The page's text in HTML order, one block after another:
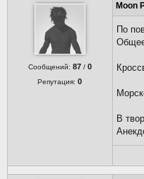
Сообщений: 87 / 0
Репутация:0
Moon
По
Общее
В